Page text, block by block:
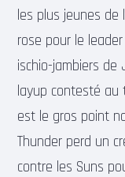
les plus jeunes
rose pour le
ischio-jambiers de
layup contesté au
est le gros point
Thunder perd un
contre les Suns